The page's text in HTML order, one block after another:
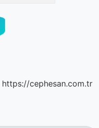
https://cephesan.com.tr